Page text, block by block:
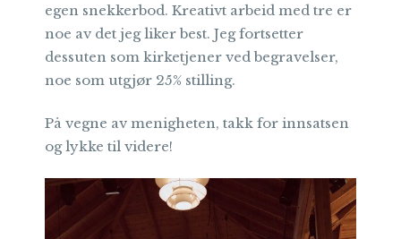
egen snekkerbod. Kreativt arbeid med tre er
noe av det jeg liker best. Jeg fortsetter
dessuten som kirketjener ved begravelser,
noe som utgjør 25% stilling.
På vegne av menigheten, takk for innsatsen
og lykke til videre!